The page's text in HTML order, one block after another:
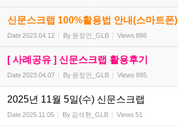
신문스크랩 100%활용법 안내(스마트폰)
Date2023.04.12 By 윤정인_GLB Views 886
[ 사례공유 ] 신문스크랩 활용후기
Date2023.04.07 By 윤정인_GLB Views 895
2025년 11월 5일(수) 신문스크랩
Date2025.11.05 By 김석현_GLB Views 51